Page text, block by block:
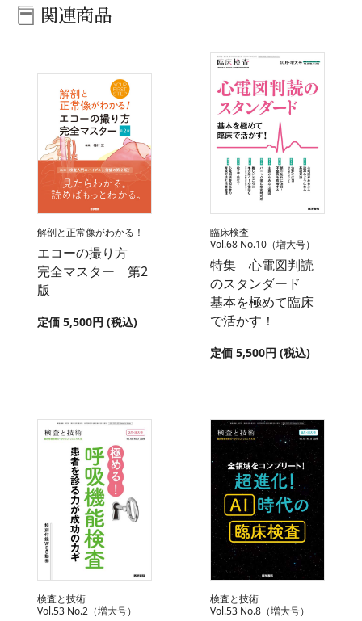
関連商品
解剖と正常像がわかる！
エコーの撮り方
完全マスター 第2
版
定価 5,500円 (税込)
臨床検査
Vol.68 No.10（増大号）
特集 心電図判読
のスタンダード
基本を極めて臨床
で活かす！
定価 5,500円 (税込)
検査と技術
Vol.53 No.2（増大号）
検査と技術
Vol.53 No.8（増大号）